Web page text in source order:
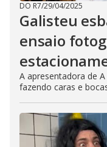
DO R7/29/04/2025
Galisteu
ensaio
A apresentadora de
fazendo caras e